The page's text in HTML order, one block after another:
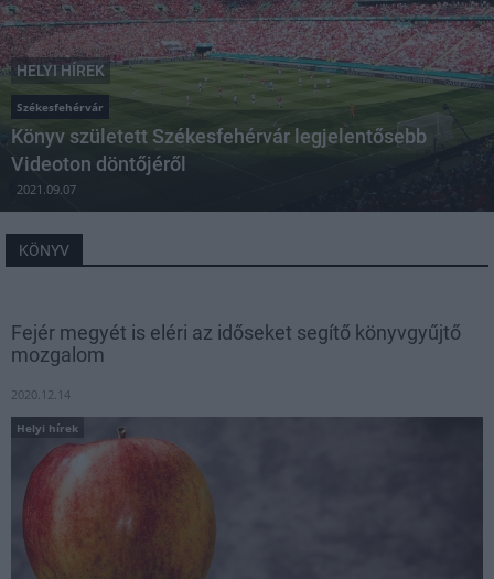
HELYI HÍREK
Székesfehérvár
Könyv született Székesfehérvár legjelentősebb
Videoton döntőjéről
2021.09.07
KÖNYV
Fejér megyét is eléri az időseket segítő könyvgyűjtő
mozgalom
2020.12.14
Helyi hírek